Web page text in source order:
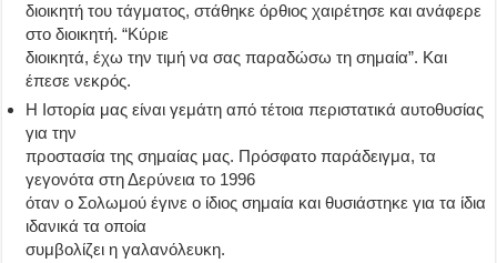
διοικητή του τάγματος, στάθηκε όρθιος χαιρέτησε και ανάφερε
στο διοικητή. “Κύριε
διοικητά, έχω την τιμή να σας παραδώσω τη σημαία”. Και
έπεσε νεκρός.
Η Ιστορία μας είναι γεμάτη από τέτοια περιστατικά αυτοθυσίας
για την
προστασία της σημαίας μας. Πρόσφατο παράδειγμα, τα
γεγονότα στη Δερύνεια το 1996
όταν ο Σολωμού έγινε ο ίδιος σημαία και θυσιάστηκε για τα ίδια
ιδανικά τα οποία
συμβολίζει η γαλανόλευκη.